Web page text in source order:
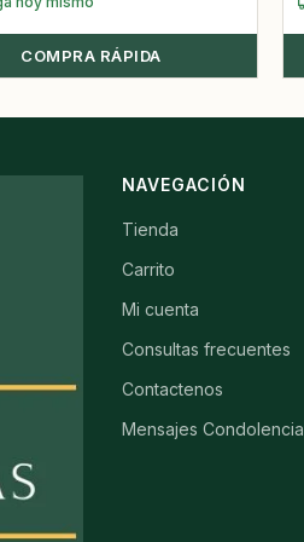
COMPRA RÁPIDA
NAVEGACIÓN
Tienda
Carrito
Mi cuenta
Consultas frecuentes
Contactenos
Mensajes Condolencia